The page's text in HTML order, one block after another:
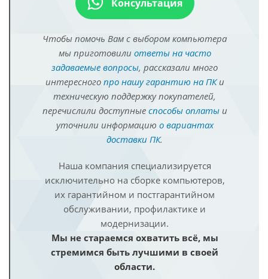
Консультация
Чтобы помочь Вам с выбором компьютера
мы приготовили ответы на часто
задаваемые вопросы, рассказали много
интересного про нашу гарантию на ПКи
техническую поддержку покупателей,
перечислили доступные способы оплатыи
уточнили информацию о вариантах
доставки ПК.
Наша компания специализируется
исключительно на сборке компьютеров,
их гарантийном и постгарантийном
обслуживании, профилактике и
модернизации.
Мы не стараемся охватить всё, мы
стремимся быть лучшими в своей
области.